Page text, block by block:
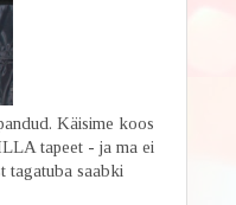
Käisime koos
tapeet - ja ma ei
tagatuba saabki